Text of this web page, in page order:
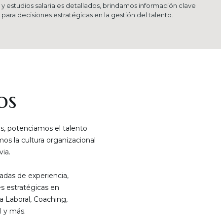
y estudios salariales detallados, brindamos información clave
para decisiones estratégicas en la gestión del talento.
potenciamos el talento
la cultura organizacional
de experiencia,
estratégicas en
Laboral, Coaching,
y más.